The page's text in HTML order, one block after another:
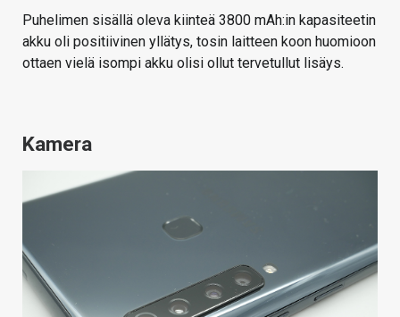
Puhelimen sisällä oleva kiinteä 3800 mAh:in kapasiteetin
akku oli positiivinen yllätys, tosin laitteen koon huomioon
ottaen vielä isompi akku olisi ollut tervetullut lisäys.
Kamera